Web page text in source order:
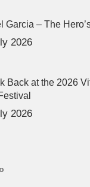
Garcia – The
2026
Back at the 2026
2026